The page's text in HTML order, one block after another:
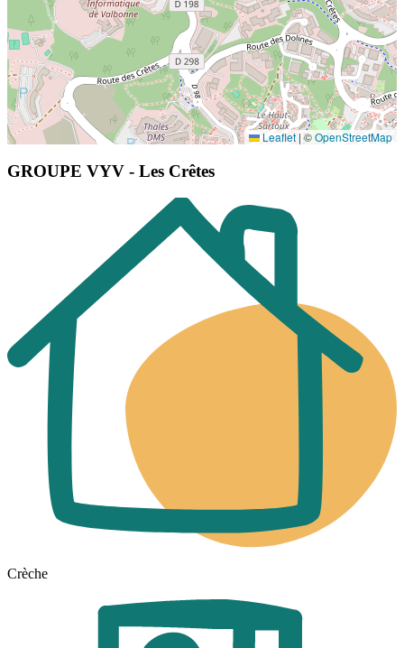
Leaflet |©OpenStreetMap
GROUPE VYV - Les Crêtes
Crèche